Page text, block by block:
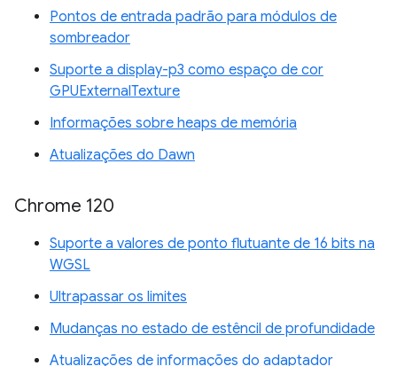
Pontos de entrada padrão para módulos de
sombreador
Suporte a display-p3 como espaço de cor
GPUExternalTexture
Informações sobre heaps de memória
Atualizações do Dawn
Chrome 120
Suporte a valores de ponto flutuante de 16 bits na
WGSL
Ultrapassar os limites
Mudanças no estado de estêncil de profundidade
Atualizações de informações do adaptador